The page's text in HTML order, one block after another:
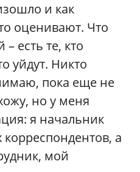
и как
оценивают. Что
есть те, кто
уйдут. Никто
пока еще не
но у меня
я начальник
а
мой